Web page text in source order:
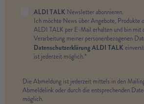
ALDI TALK Newsletter abonnieren.
Ich möchte News über Angebote, Produkte
ALDI TALK per E-Mail erhalten und bin mit
Verarbeitung meiner personenbezogenen
Datenschutzerklärung ALDI TALK
ist jederzeit möglich.*
Die Abmeldung ist jederzeit mittels in den
Abmeldelink oder durch die entsprechenden
möglich.